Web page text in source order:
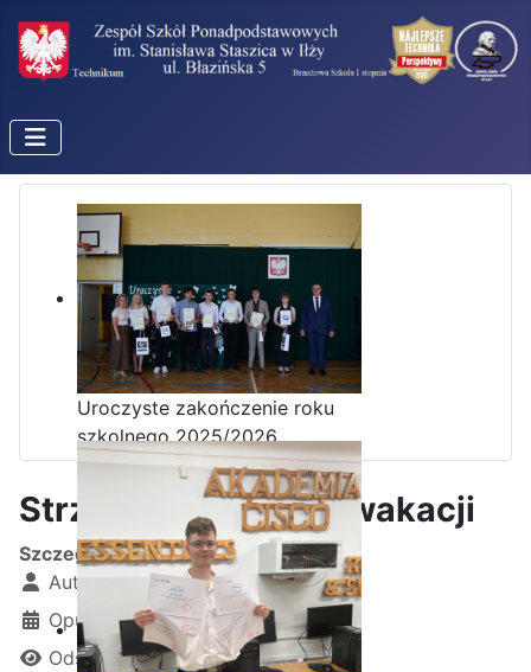
Uroczyste zakończenie roku
szkolnego 2025/2026
Strzelnica podczas wakacji
Szczegóły
Autor:
Kamil Krosta
Opublikowano: 28 czerwiec 2024
Odsłon: 1752